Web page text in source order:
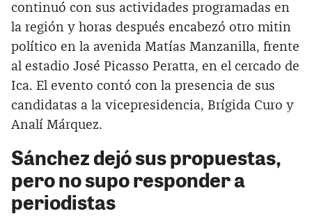
continuó con sus actividades programadas en
la región y horas después encabezó otro mitin
político en la avenida Matías Manzanilla, frente
al estadio José Picasso Peratta, en el cercado de
Ica. El evento contó con la presencia de sus
candidatas a la vicepresidencia, Brígida Curo y
Analí Márquez.
Sánchez dejó sus propuestas,
pero no supo responder a
periodistas